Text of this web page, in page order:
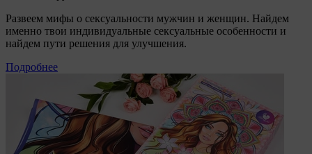
Развеем мифы о сексуальности мужчин и женщин. Найдем
именно твои индивидуальные сексуальные особенности и
найдем пути решения для улучшения.
Подробнее